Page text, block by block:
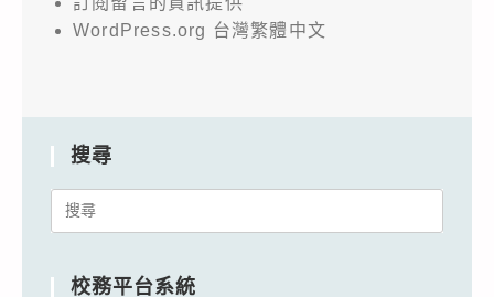
WordPress.org 台灣繁體中文
搜尋
Search
校務平台系統